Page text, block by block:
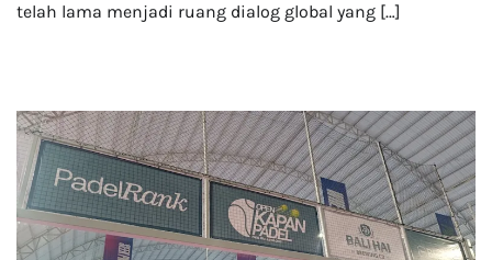
telah lama menjadi ruang dialog global yang […]